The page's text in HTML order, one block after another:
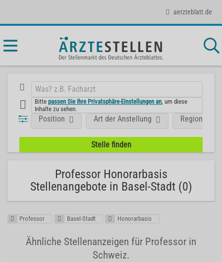
aerzteblatt.de
Bittepassen Sie Ihre Privatsphäre-Einstellungen an , um diese
Inhalte zu sehen.
Position Art der Anstellung Region
Professor Honorarbasis
Stellenangebote in Basel-Stadt (0)
Professor Basel-Stadt Honorarbasis
Ähnliche Stellenanzeigen für Professor in
Schweiz.